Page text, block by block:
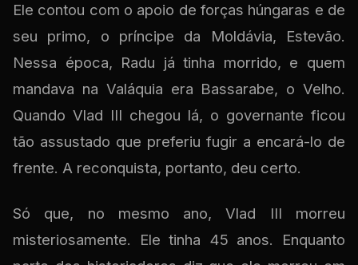
Ele contou com o apoio de forças húngaras e de
seu primo, o príncipe da Moldávia, Estevão.
Nessa época, Radu já tinha morrido, e quem
mandava na Valáquia era Bassarabe, o Velho.
Quando Vlad III chegou lá, o governante ficou
tão assustado que preferiu fugir a encará-lo de
frente. A reconquista, portanto, deu certo.
Só que, no mesmo ano, Vlad III morreu
misteriosamente. Ele tinha 45 anos. Enquanto